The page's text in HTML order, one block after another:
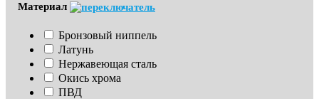
Материал
Бронзовый ниппель
Латунь
Нержавеющая сталь
Окись хрома
ПВД